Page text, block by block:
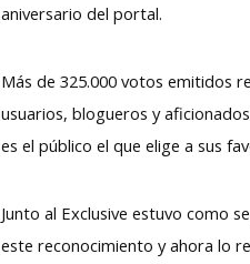
aniversario del portal.
Más de 325.000 votos emitidos
usuarios, blogueros y
es el público el que elige a sus
Junto al Exclusive estuvo como
este reconocimiento y ahora lo